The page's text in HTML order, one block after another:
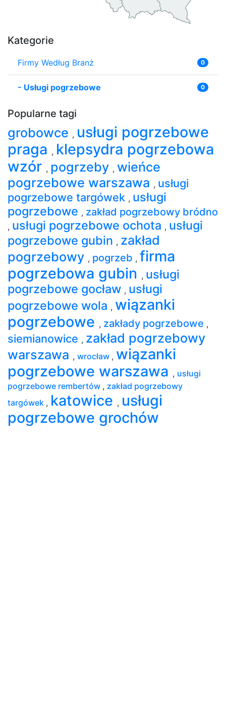
Kategorie
Firmy Według Branż 0
- Usługi pogrzebowe 0
Popularne tagi
grobowce , usługi pogrzebowe
praga , klepsydra pogrzebowa
wzór , pogrzeby , wieńce
pogrzebowe warszawa , usługi
pogrzebowe targówek , usługi
pogrzebowe , zakład pogrzebowy bródno
, usługi pogrzebowe ochota , usługi
pogrzebowe gubin , zakład
pogrzebowy , pogrzeb , firma
pogrzebowa gubin , usługi
pogrzebowe gocław , usługi
pogrzebowe wola , wiązanki
pogrzebowe , zakłady pogrzebowe ,
siemianowice , zakład pogrzebowy
warszawa , wrocław , wiązanki
pogrzebowe warszawa , usługi
pogrzebowe rembertów , zakład pogrzebowy
targówek , katowice , usługi
pogrzebowe grochów